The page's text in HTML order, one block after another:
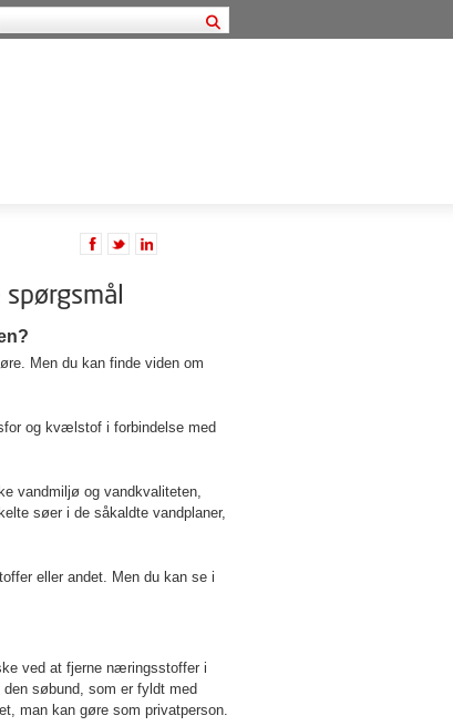
Men du kan finde viden om
og kvælstof i forbindelse med
vandmiljø og vandkvaliteten,
søer i de såkaldte vandplaner,
eller andet. Men du kan se i
ved at fjerne næringsstoffer i
søbund, som er fyldt med
man kan gøre som privatperson.